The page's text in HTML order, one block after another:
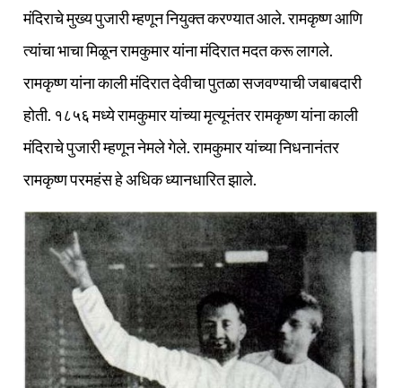
मंदिराचे मुख्य पुजारी म्हणून नियुक्त करण्यात आले. रामकृष्ण आणि
त्यांचा भाचा मिळून रामकुमार यांना मंदिरात मदत करू लागले.
रामकृष्ण यांना काली मंदिरात देवीचा पुतळा सजवण्याची जबाबदारी
होती. १८५६ मध्ये रामकुमार यांच्या मृत्यूनंतर रामकृष्ण यांना काली
मंदिराचे पुजारी म्हणून नेमले गेले. रामकुमार यांच्या निधनानंतर
रामकृष्ण परमहंस हे अधिक ध्यानधारित झाले.